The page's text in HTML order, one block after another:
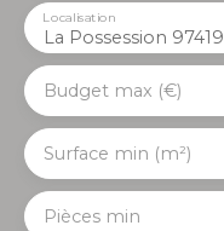
La Possession 97419
Localisation
Budget max (€)
Surface min (m²)
Pièces min